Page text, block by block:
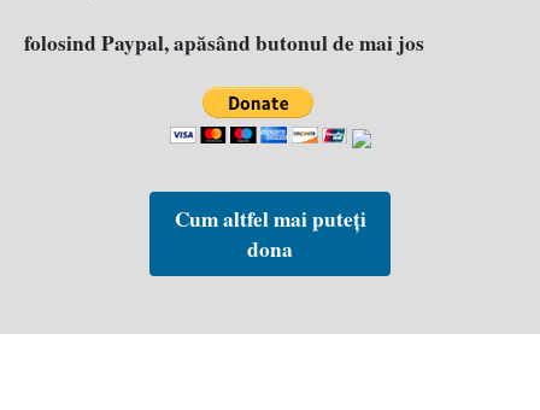
folosind Paypal, apăsând butonul de mai jos
Cum altfel mai puteți
dona